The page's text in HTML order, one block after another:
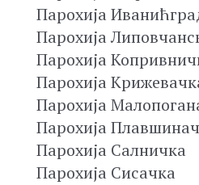
Парохија
Парохија
Парохија
Парохија
Парохија
Парохија
Парохија Салничка
Парохија Сисачка